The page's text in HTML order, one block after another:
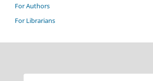
For Authors
For Librarians